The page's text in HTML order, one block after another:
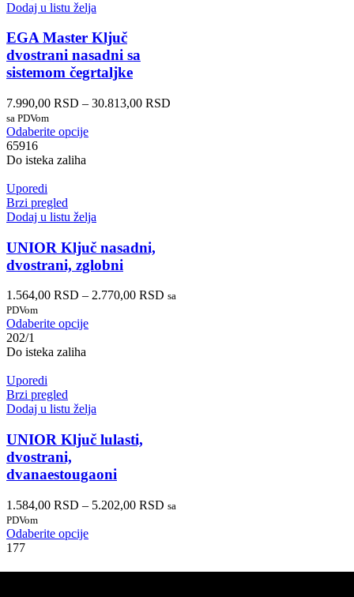
Dodaj u listu želja
EGA Master Ključ
dvostrani nasadni sa
sistemom čegrtaljke
7.990,00 RSD – 30.813,00 RSD
sa PDVom
Odaberite opcije
65916
Do isteka zaliha
Uporedi
Brzi pregled
Dodaj u listu želja
UNIOR Ključ nasadni,
dvostrani, zglobni
1.564,00 RSD – 2.770,00 RSD sa
PDVom
Odaberite opcije
202/1
Do isteka zaliha
Uporedi
Brzi pregled
Dodaj u listu želja
UNIOR Ključ lulasti,
dvostrani,
dvanaestougaoni
1.584,00 RSD – 5.202,00 RSD sa
PDVom
Odaberite opcije
177